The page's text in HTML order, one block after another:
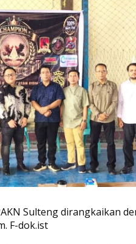
Sulteng dirangkaikan
F-dok.ist